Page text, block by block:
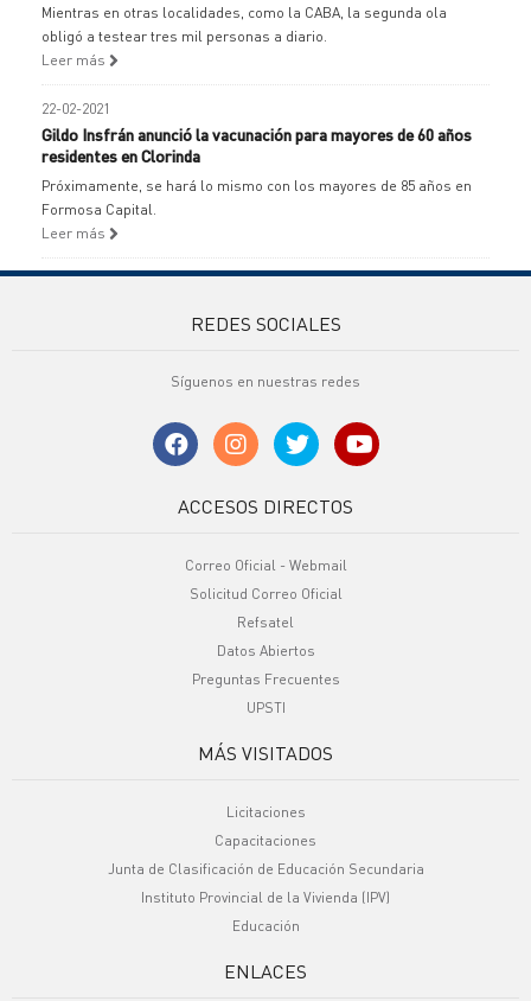
Mientras en otras localidades, como la CABA, la segunda ola
obligó a testear tres mil personas a diario.
Leer más
22-02-2021
Gildo Insfrán anunció la vacunación para mayores de 60 años
residentes en Clorinda
Próximamente, se hará lo mismo con los mayores de 85 años en
Formosa Capital.
Leer más
REDES SOCIALES
Síguenos en nuestras redes
ACCESOS DIRECTOS
Correo Oficial - Webmail
Solicitud Correo Oficial
Refsatel
Datos Abiertos
Preguntas Frecuentes
UPSTI
MÁS VISITADOS
Licitaciones
Capacitaciones
Junta de Clasificación de Educación Secundaria
Instituto Provincial de la Vivienda (IPV)
Educación
ENLACES